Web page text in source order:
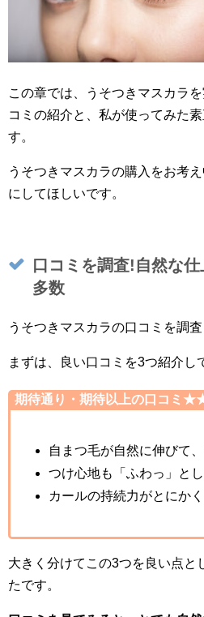
この章では、うそつきマスカラ
コミの紹介と、私が使ってみた
す。
うそつきマスカラの購入をお考
にしてほしいです。
口コミを調査!自然な
多数
うそつきマスカラの口コミを調査
まずは、良い口コミを3つ紹介し
期待通り・期待以上の口コミ
自まつ毛が自然に伸びて
つけ心地も「ふわっ」と
カールの持続力がとにか
大きく分けてこの3つを良い点と
たです。